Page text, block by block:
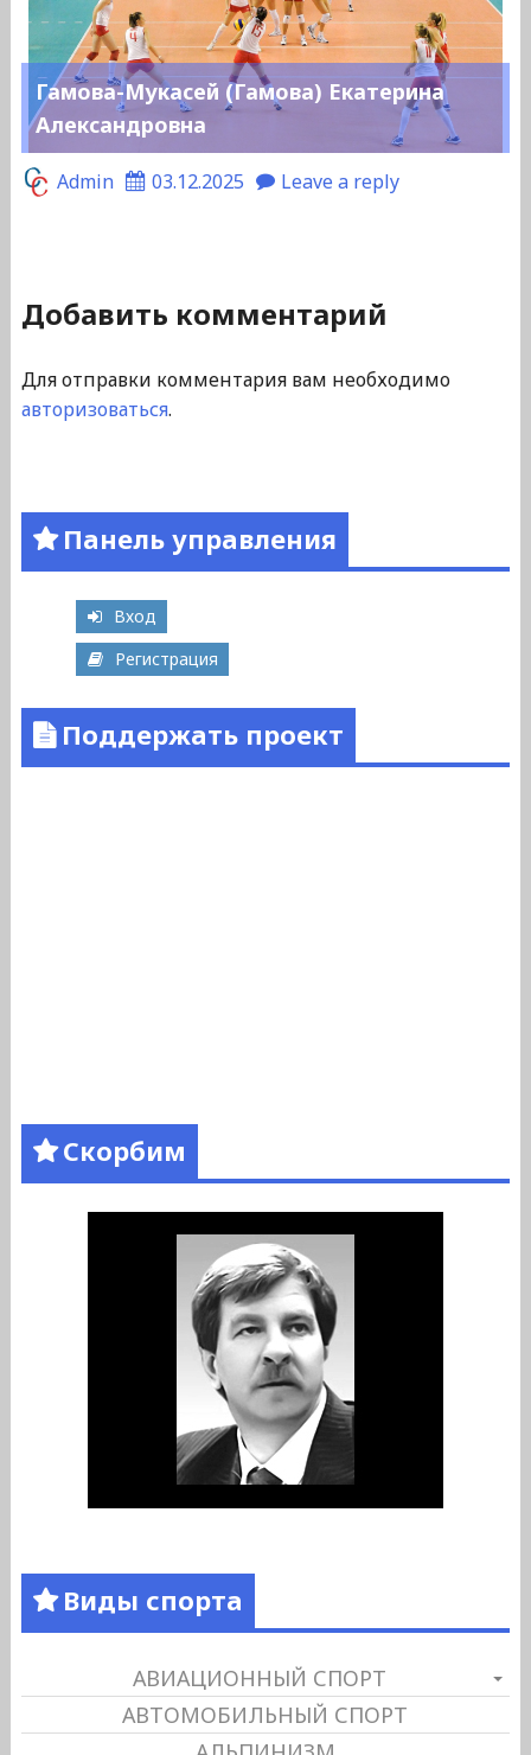
Гамова-Мукасей (Гамова) Екатерина
Александровна
Admin 03.12.2025 Leave a reply
Добавить комментарий
Для отправки комментария вам необходимо
авторизоваться.
Панель управления
Вход
Регистрация
Поддержать проект
Скорбим
Виды спорта
АВИАЦИОННЫЙ СПОРТ
АВТОМОБИЛЬНЫЙ СПОРТ